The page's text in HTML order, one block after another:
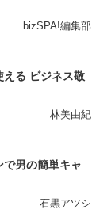
bizSPA!編集部
える ビジネス敬
林美由紀
で男の簡単キャ
石黒アツシ